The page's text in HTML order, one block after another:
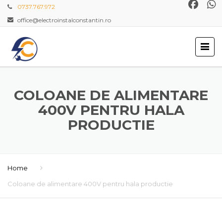
0737.767.972
office@electroinstalconstantin.ro
COLOANE DE ALIMENTARE
400V PENTRU HALA
PRODUCTIE
Home
Coloane de alimentare 400V pentru hala productie